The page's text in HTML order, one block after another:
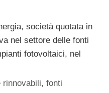
società quotata in
nel settore delle fonti
fotovoltaici, nel
rinnovabili,fonti